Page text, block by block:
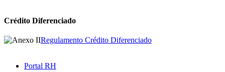
Crédito Diferenciado
Regulamento Crédito Diferenciado
Portal RH